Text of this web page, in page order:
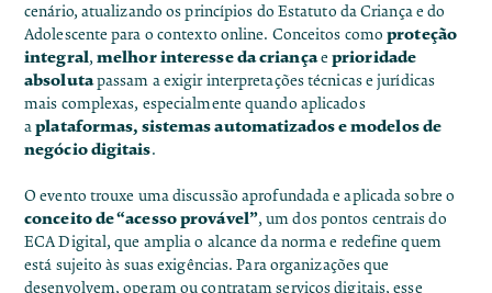
cenário, atualizando os princípios do Estatuto da Criança e do
Adolescente para o contexto online. Conceitos comoproteção
integral,melhor interesse da criançaeprioridade
absolutapassam a exigir interpretações técnicas e jurídicas
mais complexas, especialmente quando aplicados
aplataformas, sistemas automatizados e modelos de
negócio digitais.
O evento trouxe uma discussão aprofundada e aplicada sobre o
conceito de “acesso provável”, um dos pontos centrais do
ECA Digital, que amplia o alcance da norma e redefine quem
está sujeito às suas exigências. Para organizações que
desenvolvem, operam ou contratam serviços digitais, esse